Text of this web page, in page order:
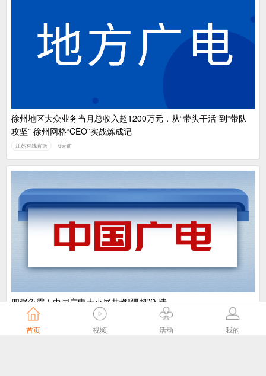
徐州地区大众业务当月总收入超1200万元，从“带头干活”到“带队
攻坚” 徐州网格“CEO”实战炼成记
江苏有线官微 6天前
​四强争霸！中国广电大小屏共燃“疆超”激情
中国广电
首页 视频 活动 我的